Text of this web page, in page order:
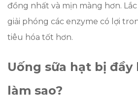
đồng nhất và mịn màng hơn.
giải phóng các enzyme có lợi
tiêu hóa tốt hơn.
Uống sữa hạt bị đầy
làm sao?